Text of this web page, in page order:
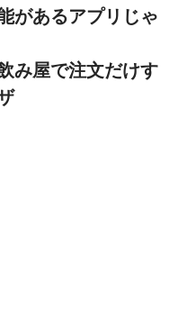
があるアプリじゃ
み屋で注文だけす